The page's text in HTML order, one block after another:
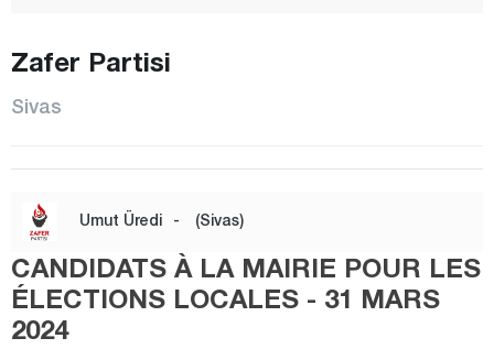
HAFİK
İMRANLI
Zafer Partisi
Sivas
Umut Üredi - (Sivas)
CANDIDATS À LA MAIRIE POUR LES
ÉLECTIONS LOCALES - 31 MARS
2024